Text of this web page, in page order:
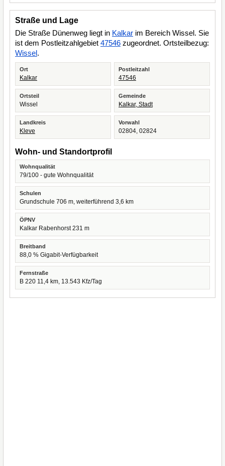
Straße und Lage
Die Straße Dünenweg liegt in Kalkar im Bereich Wissel. Sie
ist dem Postleitzahlgebiet 47546 zugeordnet. Ortsteilbezug:
Wissel.
Ort
Kalkar
Postleitzahl
47546
Ortsteil
Wissel
Gemeinde
Kalkar, Stadt
Landkreis
Kleve
Vorwahl
02804, 02824
Wohn- und Standortprofil
Wohnqualität
79/100 - gute Wohnqualität
Schulen
Grundschule 706 m, weiterführend 3,6 km
ÖPNV
Kalkar Rabenhorst 231 m
Breitband
88,0 % Gigabit-Verfügbarkeit
Fernstraße
B 220 11,4 km, 13.543 Kfz/Tag